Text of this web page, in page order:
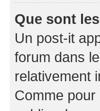
Que sont
Un post-it
forum dans
relativement
Comme